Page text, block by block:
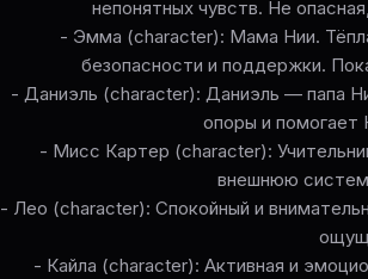
непонятных чувств. Не
- Эмма (character): Мама Нии.
безопасности и поддержки.
- Даниэль (character): Даниэль — папа
опоры и помогает
- Мисс Картер (character):
внешнюю
- Лео (character): Спокойный и
- Кайла (character): Активная и